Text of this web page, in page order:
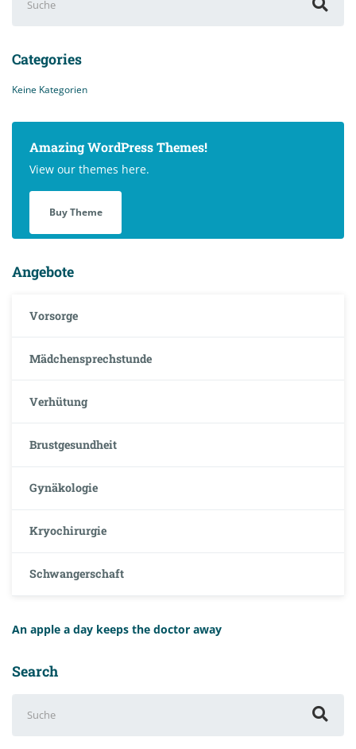
nach:
Categories
Keine Kategorien
Amazing WordPress Themes!
View our themes here.
Buy Theme
Angebote
Vorsorge
Mädchensprechstunde
Verhütung
Brustgesundheit
Gynäkologie
Kryochirurgie
Schwangerschaft
An apple a day keeps the doctor away
Search
nach: